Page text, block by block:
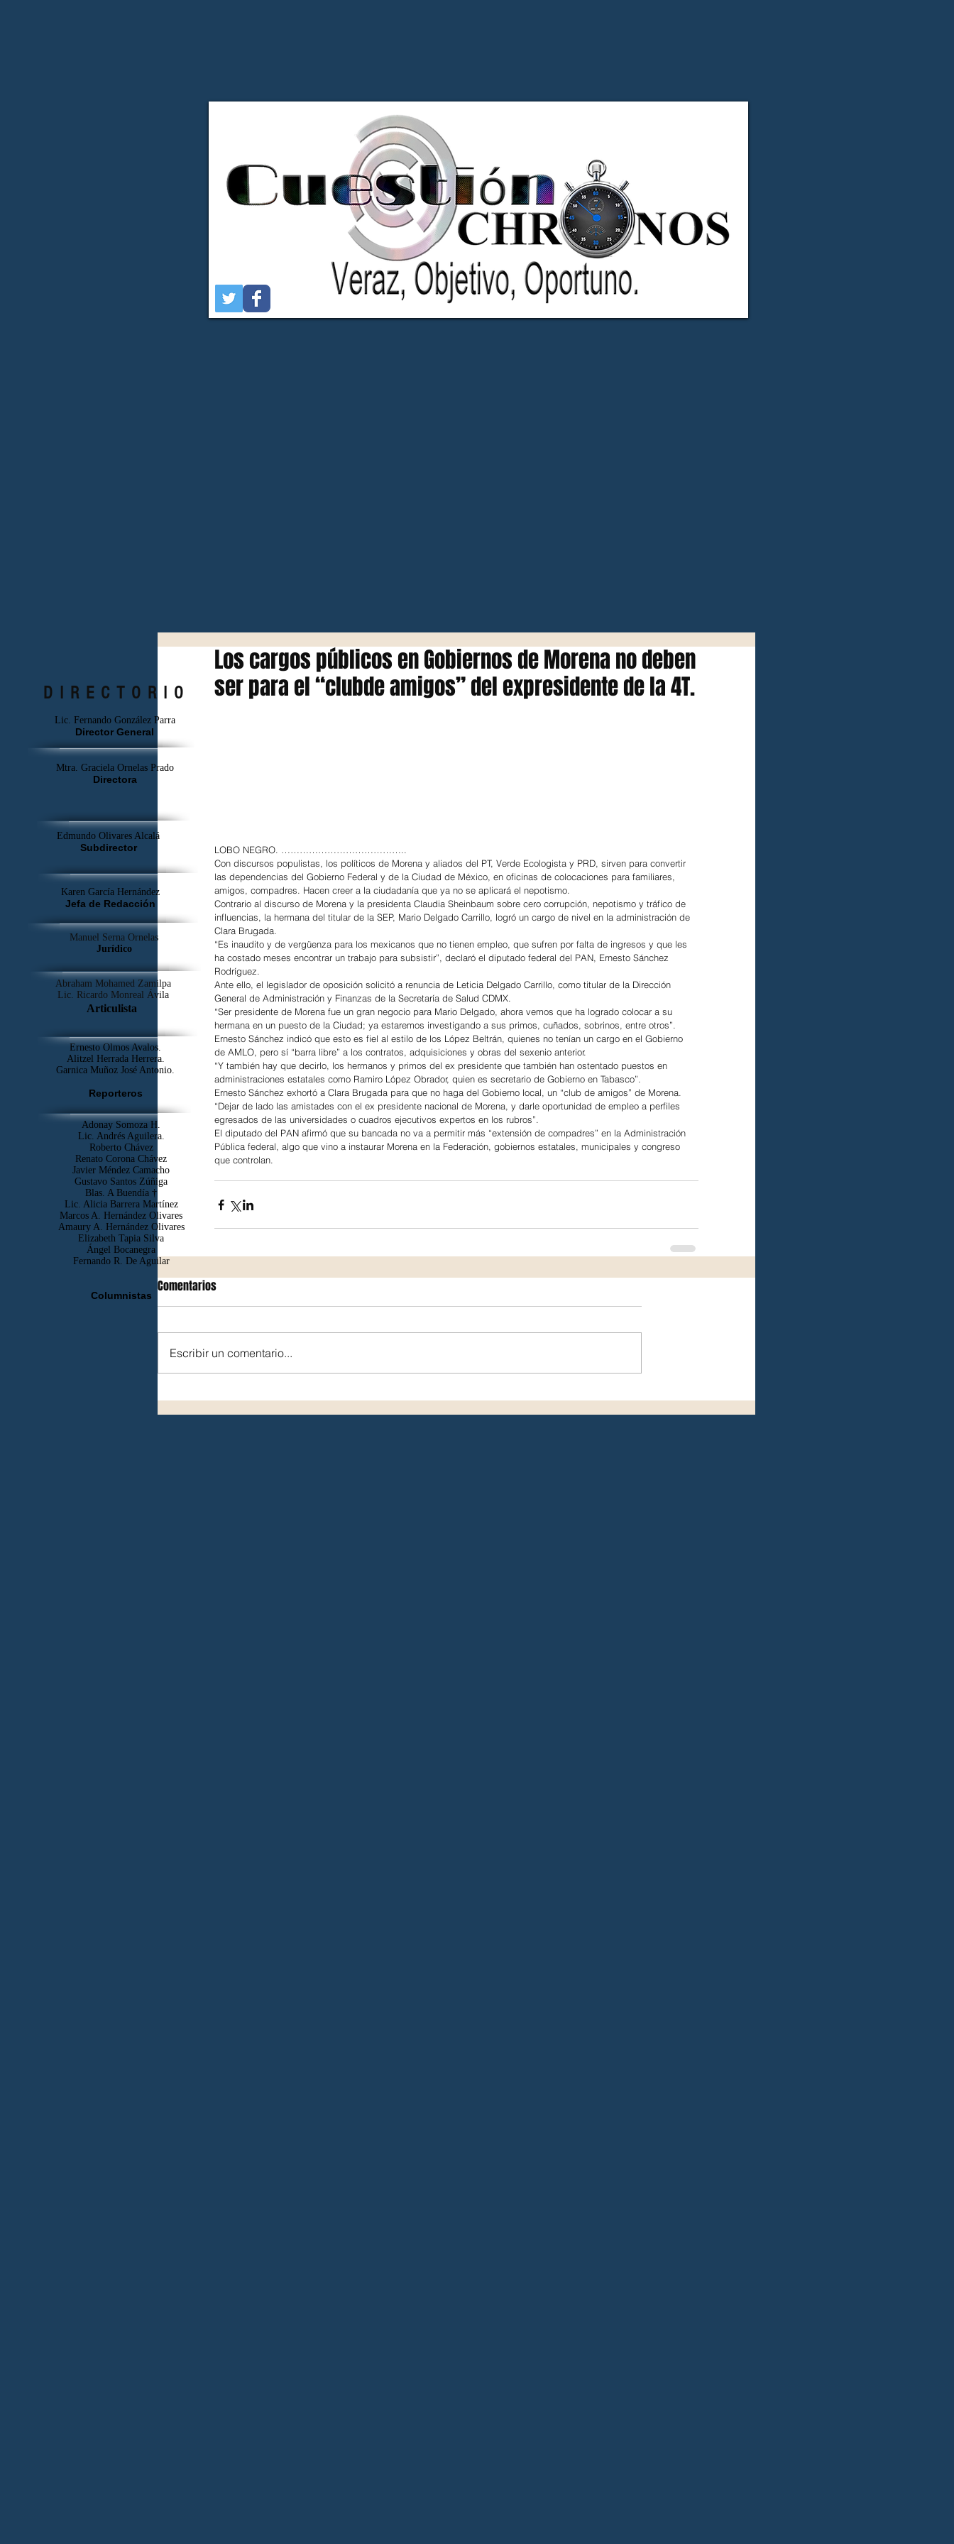
Los cargos públicos en Gobiernos de Morena no deben
ser para el “clubde amigos” del expresidente de la 4T.
LOBO NEGRO. …………………………………..
Con discursos populistas, los políticos de Morena y aliados del PT, Verde Ecologista y PRD, sirven para convertir
las dependencias del Gobierno Federal y de la Ciudad de México, en oficinas de colocaciones para familiares,
amigos, compadres. Hacen creer a la ciudadanía que ya no se aplicará el nepotismo.
Contrario al discurso de Morena y la presidenta Claudia Sheinbaum sobre cero corrupción, nepotismo y tráfico de
influencias, la hermana del titular de la SEP, Mario Delgado Carrillo, logró un cargo de nivel en la administración de
Clara Brugada.
“Es inaudito y de vergüenza para los mexicanos que no tienen empleo, que sufren por falta de ingresos y que les
ha costado meses encontrar un trabajo para subsistir”, declaró el diputado federal del PAN, Ernesto Sánchez
Rodríguez.
Ante ello, el legislador de oposición solicitó a renuncia de Leticia Delgado Carrillo, como titular de la Dirección
General de Administración y Finanzas de la Secretaría de Salud CDMX.
“Ser presidente de Morena fue un gran negocio para Mario Delgado, ahora vemos que ha logrado colocar a su
hermana en un puesto de la Ciudad; ya estaremos investigando a sus primos, cuñados, sobrinos, entre otros”.
Ernesto Sánchez indicó que esto es fiel al estilo de los López Beltrán, quienes no tenían un cargo en el Gobierno
de AMLO, pero sí “barra libre” a los contratos, adquisiciones y obras del sexenio anterior.
“Y también hay que decirlo, los hermanos y primos del ex presidente que también han ostentado puestos en
administraciones estatales como Ramiro López Obrador, quien es secretario de Gobierno en Tabasco”.
Ernesto Sánchez exhortó a Clara Brugada para que no haga del Gobierno local, un “club de amigos” de Morena.
“Dejar de lado las amistades con el ex presidente nacional de Morena, y darle oportunidad de empleo a perfiles
egresados de las universidades o cuadros ejecutivos expertos en los rubros”.
El diputado del PAN afirmó que su bancada no va a permitir más “extensión de compadres” en la Administración
Pública federal, algo que vino a instaurar Morena en la Federación, gobiernos estatales, municipales y congreso
que controlan.
Comentarios
Escribir un comentario...
DIRECTORIO
Lic. Fernando González Parra
Director General
Mtra. Graciela Ornelas Prado
Directora
Edmundo Olivares Alcalá
Subdirector
Karen García Hernández
Jefa de Redacción
Manuel Serna Ornelas
Jurídico
Abraham Mohamed Zamilpa
Lic. Ricardo Monreal Ávila
Articulista
Ernesto Olmos Avalos.
Alitzel Herrada Herrera.
Garnica Muñoz José Antonio.
Reporteros
Adonay Somoza H.
Lic. Andrés Aguilera.
Roberto Chávez
Renato Corona Chávez
Javier Méndez Camacho
Gustavo Santos Zúñiga
Blas. A Buendía †
​Lic. Alicia Barrera Martínez
Marcos A. Hernández Olivares
Amaury A. Hernández Olivares
Elizabeth Tapia Silva
Ángel Bocanegra
Fernando R. De Aguilar
Columnistas